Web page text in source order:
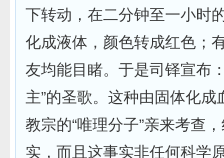
下转动，在二分钟至一小时
化成液体，颜色转成红色；
友均能目睹。于是司铎宣布
主”的圣歌。这种由固体化
教宗的“唯理分子”亲来考查
实，而且这事实非任何科学